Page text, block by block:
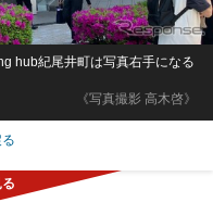
《写真撮影 高木啓》
hub紀尾井町は写真右手になる